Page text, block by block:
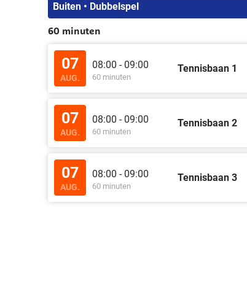
Buiten • Dubbelspel
60 minuten
07
AUG.
08:00 - 09:00
60 minuten
Tennisbaan 1
07
AUG.
08:00 - 09:00
60 minuten
Tennisbaan 2
07
AUG.
08:00 - 09:00
60 minuten
Tennisbaan 3